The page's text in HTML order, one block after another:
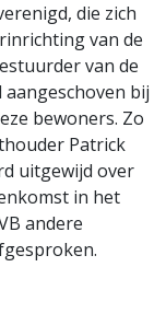
die zich
van de
van de
bij
bewoners. Zo
Patrick
uitgewijd over
in het
andere